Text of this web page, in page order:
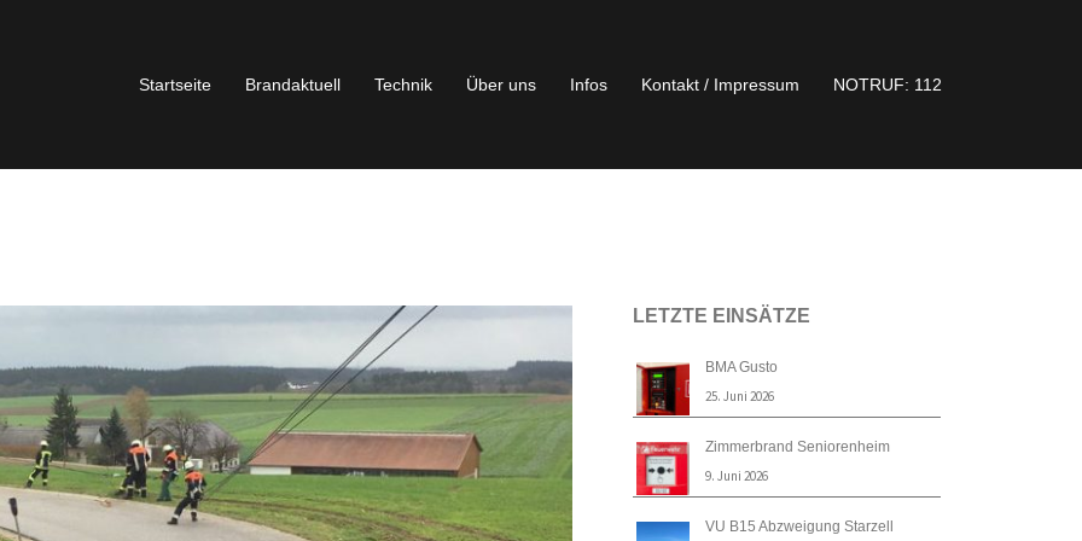
Startseite Brandaktuell Technik Über uns Infos Kontakt / Impressum NOTRUF: 112
LETZTE EINSÄTZE
BMA Gusto
25. Juni 2026
Zimmerbrand Seniorenheim
9. Juni 2026
VU B15 Abzweigung Starzell